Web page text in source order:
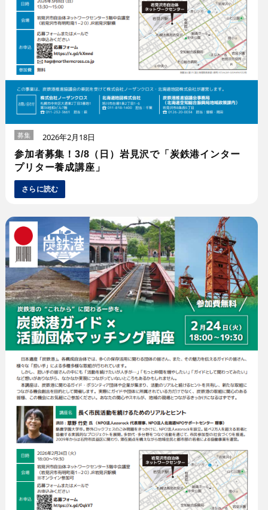
募集 2026年2月18日
参加者募集！3/8（日）岩見沢で「炭鉄港インター
プリター養成講座」
さらに読む